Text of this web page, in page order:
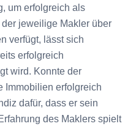
um erfolgreich als
jeweilige Makler über
verfügt, lässt sich
erfolgreich
wird. Konnte der
Immobilien erfolgreich
dafür, dass er sein
des Maklers spielt